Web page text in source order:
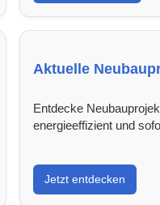
Aktuelle
Entdecke
energieeffizient und
Jetzt entdecken